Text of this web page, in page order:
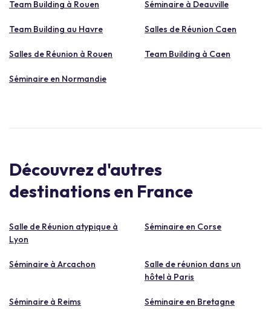
Team Building à Rouen Séminaire à Deauville
Team Building au Havre Salles de Réunion Caen
Salles de Réunion à Rouen Team Building à Caen
Séminaire en Normandie
Découvrez d'autres
destinations en France
Salle de Réunion atypique à
Lyon
Séminaire en Corse
Séminaire à Arcachon
Salle de réunion dans un
hôtel à Paris
Séminaire à Reims Séminaire en Bretagne